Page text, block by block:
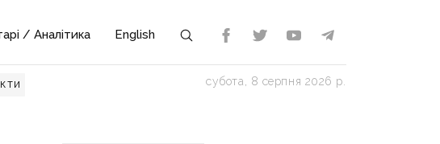
/ Аналітика English
субота, 8 серпня 2026 р.